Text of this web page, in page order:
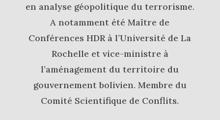
en analyse géopolitique du terrorisme.
A notamment été Maître de
Conférences HDR à l’Université de La
Rochelle et vice-ministre à
l’aménagement du territoire du
gouvernement bolivien. Membre du
Comité Scientifique de Conflits.